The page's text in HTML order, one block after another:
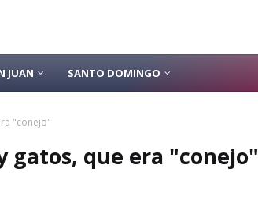
JUAN SANTO DOMINGO
"conejo"
gatos, que era "conejo"